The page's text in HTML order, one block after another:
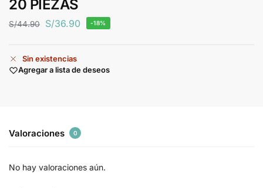
20 PIEZAS
S/44.90 S/36.90 -18%
Sin existencias
Agregar a lista de deseos
Valoraciones 0
No hay valoraciones aún.